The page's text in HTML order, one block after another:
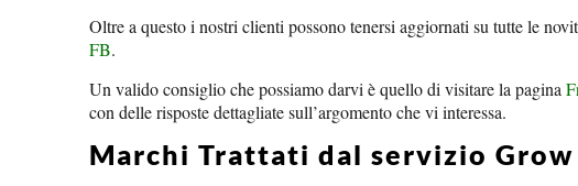
Oltre a questo i nostri clienti possono tenersi aggiornati su tutte le
FB.
Un valido consiglio che possiamo darvi è quello di visitare la pagina
con delle risposte dettagliate sull’argomento che vi interessa.
Marchi Trattati dal servizio Grow